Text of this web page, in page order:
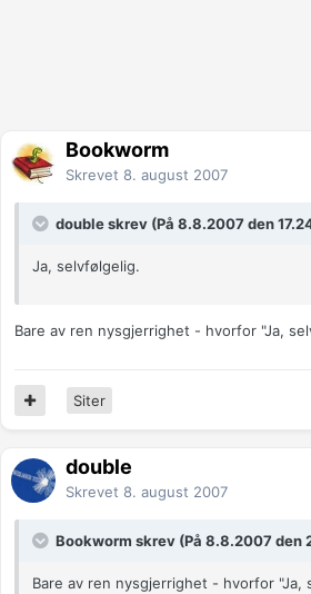
Bookworm
Skrevet 8. august 2007
double skrev (På 8.8.2007 den
Ja, selvfølgelig.
Bare av ren nysgjerrighet - hvorfor "Ja,
Siter
double
Skrevet 8. august 2007
Bookworm skrev (På 8.8.2007 den
Bare av ren nysgjerrighet - hvorfor "Ja,